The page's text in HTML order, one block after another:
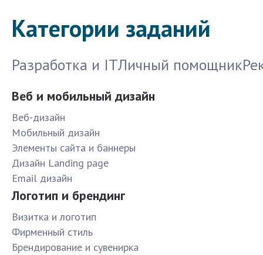
Категории заданий
Разработка и ITЛичный помощник
Веб и мобильный дизайн
Веб-дизайн
Мобильный дизайн
Элементы сайта и баннеры
Дизайн Landing page
Email дизайн
Логотип и брендинг
Визитка и логотип
Фирменный стиль
Брендирование и сувенирка